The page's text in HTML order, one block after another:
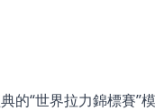
“世界拉力錦標賽”